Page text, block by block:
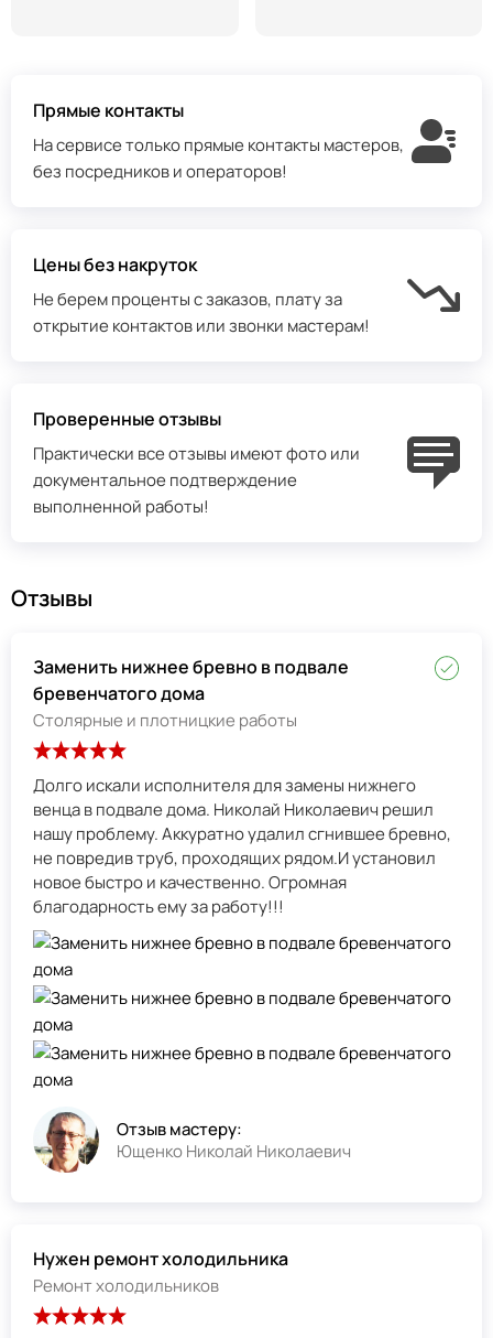
Прямые контакты
На сервисе только прямые контакты мастеров,
без посредников и операторов!
Цены без накруток
Не берем проценты с заказов, плату за
открытие контактов или звонки мастерам!
Проверенные отзывы
Практически все отзывы имеют фото или
документальное подтверждение
выполненной работы!
Отзывы
Заменить нижнее бревно в подвале
бревенчатого дома
Столярные и плотницкие работы
Долго искали исполнителя для замены нижнего
венца в подвале дома. Николай Николаевич решил
нашу проблему. Аккуратно удалил сгнившее бревно,
не повредив труб, проходящих рядом.И установил
новое быстро и качественно. Огромная
благодарность ему за работу!!!
Отзыв мастеру:
Ющенко Николай Николаевич
Нужен ремонт холодильника
Ремонт холодильников